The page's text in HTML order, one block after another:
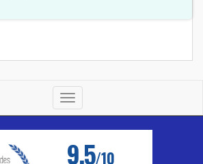
Toggle
navigation